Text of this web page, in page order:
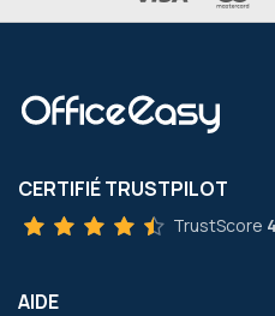
CERTIFIÉ TRUSTPILOT
TrustScore
AIDE